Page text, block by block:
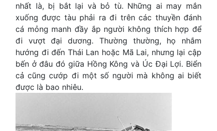
nhất là, bị bắt lại và bỏ tù. Những ai may mắn
xuống được tàu phải ra đi trên các thuyền đánh
cá mỏng manh đầy ắp người không thích hợp để
đi vượt đại dương. Thường thường, họ nhắm
hướng đi đến Thái Lan hoặc Mã Lai, nhưng lại cập
bến ở đâu đó giữa Hồng Kông và Úc Ðại Lợi. Biển
cả cũng cướp đi một số người mà không ai biết
được là bao nhiêu.